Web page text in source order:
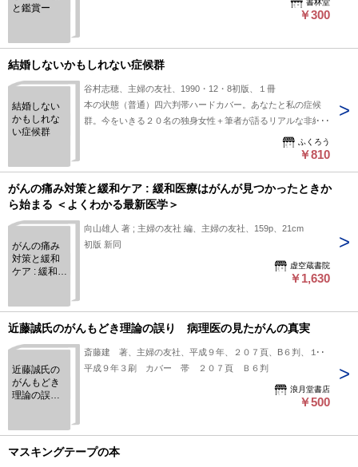
と鑑賞ー
書林堂
￥300
結婚しないかもしれない症候群
結婚しない
かもしれな
い症候群
谷村志穂、主婦の友社、1990・12・8初版、１冊
本の状態（普通）四六判帯ハードカバー。あなたと私の症候
群。今をいきる２０名の独身女性＋筆者が語るリアルな非結婚
ふくろう
￥810
がんの痛み対策と緩和ケア : 緩和医療はがんが見つかったときか
ら始まる ＜よくわかる最新医学＞
がんの痛み
対策と緩和
ケア : 緩和医
ときから始
まる ＜よく
わかる最新
医学＞
向山雄人 著 ; 主婦の友社 編、主婦の友社、159p、21cm
初版 新同
虚空蔵書院
￥1,630
近藤誠氏のがんもどき理論の誤り 病理医の見たがんの真実
近藤誠氏の
がんもどき
理論の誤
の真実
斎藤建 著、主婦の友社、平成９年、２０７頁、B６判、１冊
平成９年３刷 カバー 帯 ２０７頁 Ｂ６判
浪月堂書店
￥500
マスキングテープの本